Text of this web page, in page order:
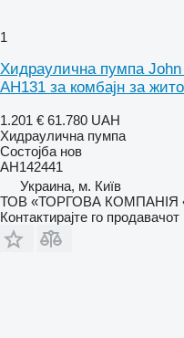
1
Хидраулична пумпа John
AH131 за комбајн за
1.201 € 61.780 UAH
Хидраулична пумпа
Состојба нов
AH142441
Украина, м. Київ
ТОВ «ТОРГОВА КОМПАНІЯ
Контактирајте го продавачот